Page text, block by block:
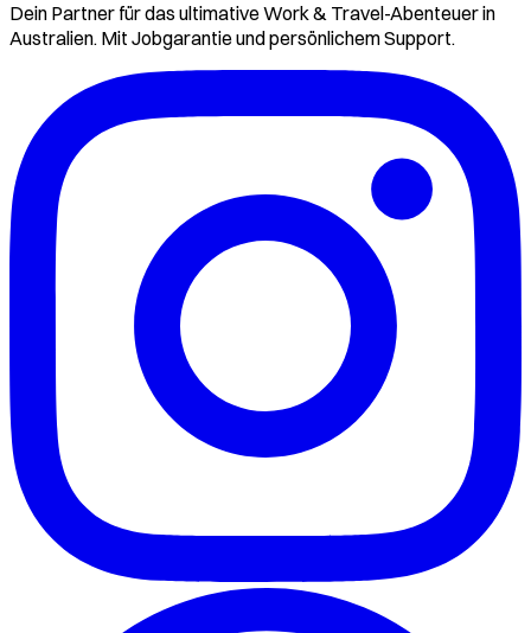
Dein Partner für das ultimative Work & Travel-Abenteuer in
Australien. Mit Jobgarantie und persönlichem Support.